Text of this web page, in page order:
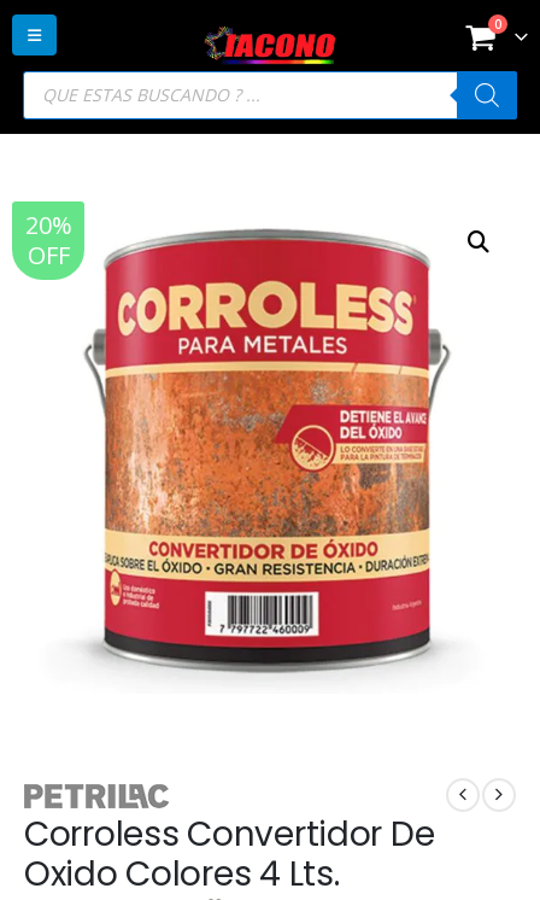
Búsqueda
productos
0
20%
OFF
Corroless Convertidor De
Oxido Colores 4 Lts.